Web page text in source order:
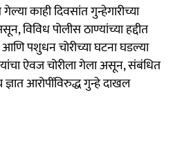
गेल्या काही दिवसांत गुन्हेगारीच्या
विविध पोलीस ठाण्यांच्या हद्दीत
आणि पशुधन चोरीच्या घटना घडल्या
ऐवज चोरीला गेला असून, संबंधित
आरोपींविरुद्ध गुन्हे दाखल